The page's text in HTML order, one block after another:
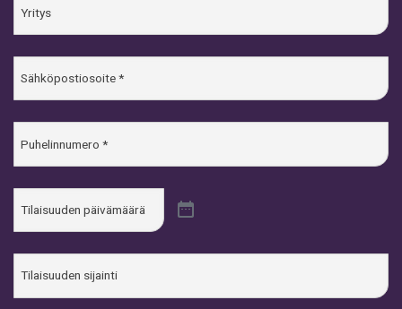
Sähköposti*
Puhelin*
Päivämäärä
Tilaisuuden
sijainti